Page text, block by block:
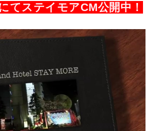
てステイモアCM公開中！